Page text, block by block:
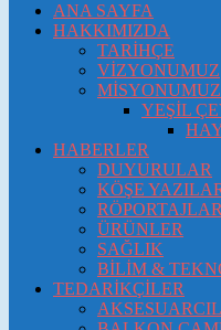
ANA SAYFA
HAKKIMIZDA
TARİHÇE
VİZYONUMUZ
MİSYONUMUZ
YEŞİL
HABERLER
DUYURULAR
KÖŞE
RÖPORTAJLAR
ÜRÜNLER
SAĞLIK
BİLİM &
TEDARİKÇİLER